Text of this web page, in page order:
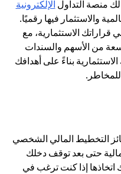
لك منصة التداول الإلكترونية
والاستثمار فيها رقميًا.
قراراتك الاستثمارية، مع
من الأسهم والسندات
بناءً على أهدافك
التخطيط المالي الشخصي
حتى بعد توقف دخلك
إذا كنت ترغب في